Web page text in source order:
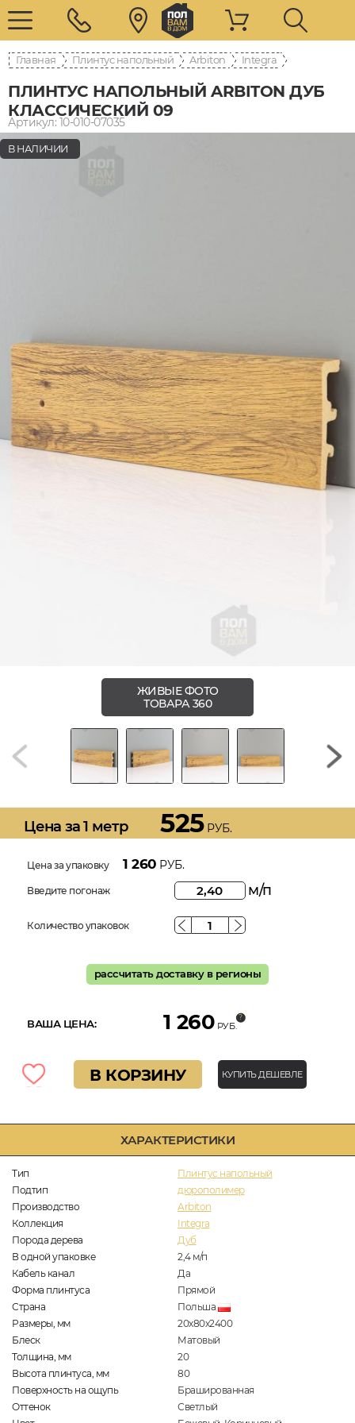
Главная Плинтус напольный Arbiton Integra
ПЛИНТУС НАПОЛЬНЫЙ ARBITON ДУБ
КЛАССИЧЕСКИЙ 09
Артикул: 10-010-07035
ХАРАКТЕРИСТИКИ
Тип
Плинтус напольный
Подтип
дюрополимер
Производство
Arbiton
Коллекция
Integra
Порода дерева
Дуб
В одной упаковке
2,4 м/п
Кабель канал
Да
Форма плинтуса
Прямой
Страна
Польша
Размеры, мм
20х80х2400
Блеск
Матовый
Толщина, мм
20
Высота плинтуса, мм
80
Поверхность на ощупь
Брашированная
Оттенок
Светлый
В НАЛИЧИИ
ЖИВЫЕ ФОТО
ТОВАРА 360
Цена за 1 метр 525РУБ.
Цена за упаковку 1 260 РУБ.
Введите погонаж м/п
Количество упаковок
рассчитать доставку в регионы
ВАША ЦЕНА: 1 260 РУБ.
В КОРЗИНУ КУПИТЬ ДЕШЕВЛЕ